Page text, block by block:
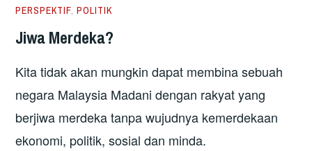
PERSPEKTIF,POLITIK
Jiwa Merdeka?
Kita tidak akan mungkin dapat membina sebuah
negara Malaysia Madani dengan rakyat yang
berjiwa merdeka tanpa wujudnya kemerdekaan
ekonomi, politik, sosial dan minda.